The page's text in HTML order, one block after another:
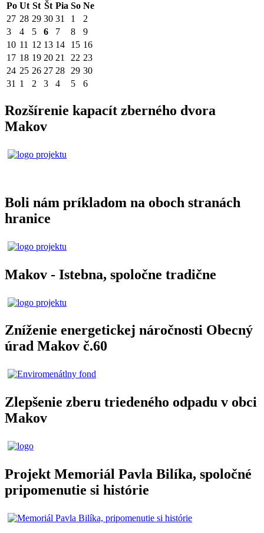
Po Ut St Št Pia So Ne
27 28 29 30 31 1
2
3
4 5 6 7 8
9
10 11 12 13 14 15 16
17 18 19 20 21 22 23
24 25 26 27 28 29 30
31 1 2 3 4 5 6
Rozšírenie kapacít zberného dvora
Makov
Boli nám príkladom na oboch stranách
hranice
Makov - Istebna, spoločne tradične
Zníženie energetickej náročnosti Obecný
úrad Makov č.60
Zlepšenie zberu triedeného odpadu v obci
Makov
Projekt Memoriál Pavla Bilíka, spoločné
pripomenutie si histórie